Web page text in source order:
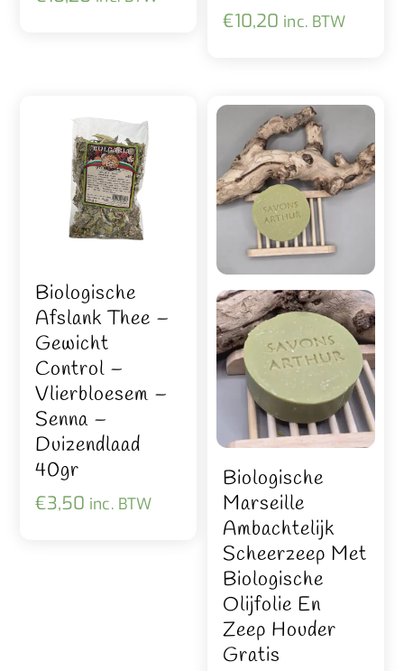
€10,20 inc. BTW
Biologische
Afslank Thee –
Gewicht
Control –
Vlierbloesem –
Senna –
Duizendlaad
40gr
€3,50 inc. BTW
Biologische
Marseille
Ambachtelijk
Scheerzeep Met
Biologische
Olijfolie En
Zeep Houder
Gratis